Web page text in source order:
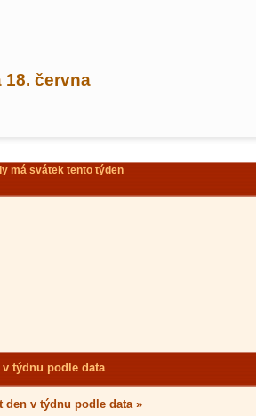
června
má svátek tento týden
v týdnu podle data
den v týdnu podle data »